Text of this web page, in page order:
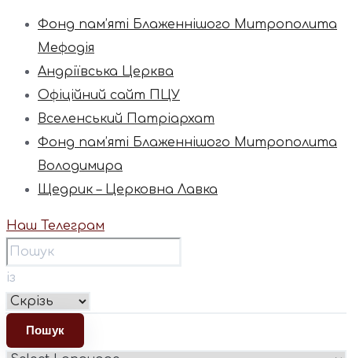
Фонд пам’яті Блаженнішого Митрополита
Мефодія
Андріївська Церква
Офіційний сайт ПЦУ
Вселенський Патріархат
Фонд пам’яті Блаженнішого Митрополита
Володимира
Щедрик – Церковна Лавка
Наш Телеграм
із